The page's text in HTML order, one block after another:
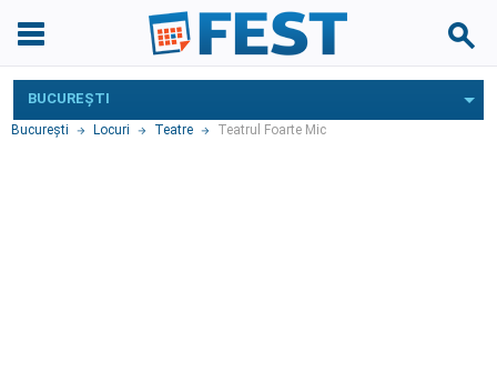
BUCUREŞTI
Bucureşti Locuri Teatre Teatrul Foarte Mic